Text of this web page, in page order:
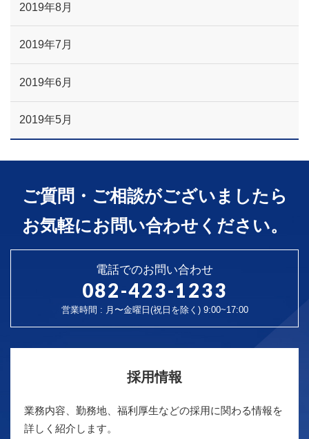
2019年8月
2019年7月
2019年6月
2019年5月
ご質問・ご相談がございましたら
お気軽にお問い合わせください。
電話でのお問い合わせ
082-423-1233
営業時間 : 月〜金曜日(祝日を除く) 9:00~17:00
採用情報
業務内容、勤務地、福利厚生などの採用に関わる情報を
詳しく紹介します。